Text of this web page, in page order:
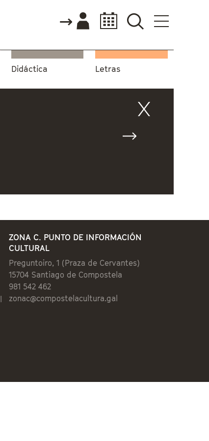
Didáctica Letras
ZONA C. PUNTO DE INFORMACIÓN
CULTURAL
Preguntoiro, 1 (Praza de Cervantes)
15704 Santiago de Compostela
981 542 462
zonac@compostelacultura.gal